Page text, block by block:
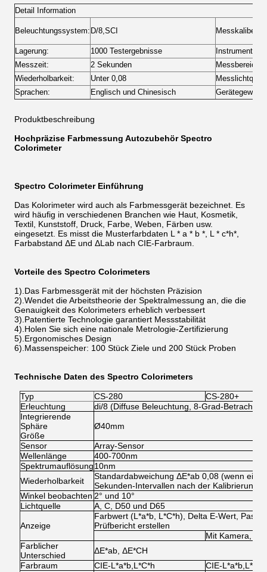
Detail Information
Beleuchtungssystem: D/8,SCI Messkaliber:
Lagerung: 1000 Testergebnisse
Messzeit:
2 Sekunden
Messbereich:
Wiederholbarkeit:
Unter 0,08
Sprachen:
Englisch und Chinesisch Gerätegewicht:
Produktbeschreibung
Hochpräzise Farbmessung Autozubehör Spectro
Colorimeter
Spectro Colorimeter Einführung
Das Kolorimeter wird auch als Farbmessgerät bezeichnet. Es
wird häufig in verschiedenen Branchen wie Haut, Kosmetik,
Textil, Kunststoff, Druck, Farbe, Weben, Färben usw.
eingesetzt. Es misst die Musterfarbdaten L * a * b *, L * c*h*,
Farbabstand ΔE und ΔLab nach CIE-Farbraum.
Vorteile des Spectro Colorimeters
1).Das Farbmessgerät mit der höchsten Präzision
2).Wendet die Arbeitstheorie der Spektralmessung an, die die
Genauigkeit des Kolorimeters erheblich verbessert
3).Patentierte Technologie garantiert Messstabilität
4).Holen Sie sich eine nationale Metrologie-Zertifizierung
5).Ergonomisches Design
6).Massenspeicher: 100 Stück Ziele und 200 Stück Proben
Technische Daten des Spectro Colorimeters
Typ CS-280
CS-280+
Erleuchtung
di/8 (Diffuse Beleuchtung, 8-Grad-
Integrierende
Sphäre
Größe
Ø40mm
Sensor
Array-Sensor
Wellenlänge
400-700nm
Spektrumauflösung10nm
Wiederholbarkeit
Standardabweichung ΔE*ab 0,08 (wenn
Sekunden-Intervallen nach der Kalibrierung
Winkel beobachten 2° und 10°
Lichtquelle
A, C, D50 und D65
Anzeige
Farbwert (L*a*b, L*C*h), Delta E-Wert, Pass/
Prüfbericht erstellen
Mit Kamera,
Farblicher
Unterschied
ΔE*ab, ΔE*CH
Farbraum
CIE-L*a*b,L*C*h
CIE-